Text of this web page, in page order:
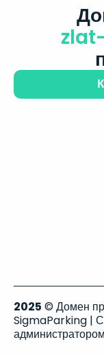
2025 © Домен
SigmaParking |